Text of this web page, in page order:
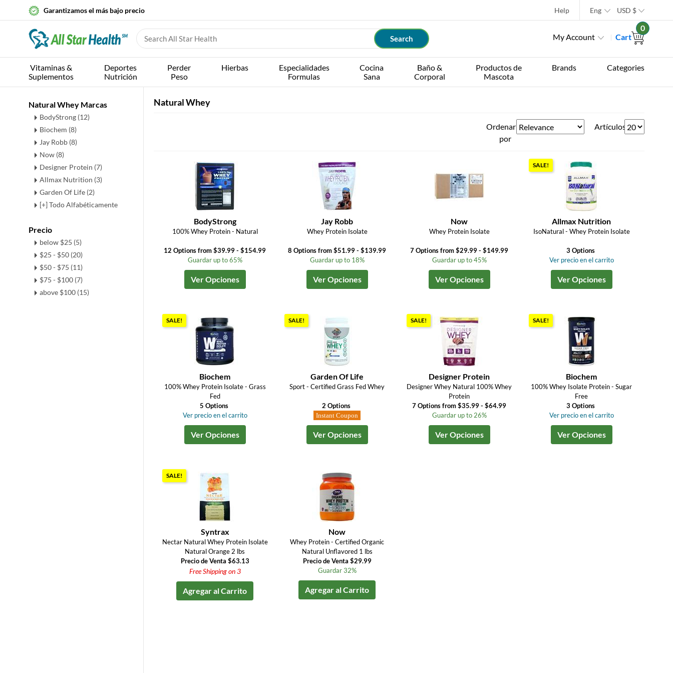
Garantizamos el más bajo precio Help Eng USD $
My Account Cart
0
Vitaminas &
Suplementos
Deportes
Nutrición
Perder
Peso
Hierbas
Especialidades
Formulas
Cocina
Sana
Baño &
Corporal
Productos de
Mascota
Brands Categories
Natural Whey Marcas
BodyStrong (12)
Biochem (8)
Jay Robb (8)
Now (8)
Designer Protein (7)
Allmax Nutrition (3)
Garden Of Life (2)
[+] Todo Alfabéticamente
Precio
below $25 (5)
$25 - $50 (20)
$50 - $75 (11)
$75 - $100 (7)
above $100 (15)
Natural Whey
Ordenar
por
Artículos
BodyStrong
100% Whey Protein - Natural
12 Options from $39.99 - $154.99
Guardar up to 65%
Ver Opciones
Jay Robb
Whey Protein Isolate
8 Options from $51.99 - $139.99
Guardar up to 18%
Ver Opciones
Now
Whey Protein Isolate
7 Options from $29.99 - $149.99
Guardar up to 45%
Ver Opciones
SALE!
Allmax Nutrition
IsoNatural - Whey Protein Isolate
3 Options
Ver precio en el carrito
Ver Opciones
SALE!
Biochem
100% Whey Protein Isolate - Grass
Fed
5 Options
Ver precio en el carrito
Ver Opciones
SALE!
Garden Of Life
Sport - Certified Grass Fed Whey
2 Options
Instant Coupon
Ver Opciones
SALE!
Designer Protein
Designer Whey Natural 100% Whey
Protein
7 Options from $35.99 - $64.99
Guardar up to 26%
Ver Opciones
SALE!
Biochem
100% Whey Isolate Protein - Sugar
Free
3 Options
Ver precio en el carrito
Ver Opciones
SALE!
Syntrax
Nectar Natural Whey Protein Isolate
Natural Orange 2 lbs
Precio de Venta $63.13
Free Shipping on 3
Agregar al Carrito
Now
Whey Protein - Certified Organic
Natural Unflavored 1 lbs
Precio de Venta $29.99
Guardar 32%
Agregar al Carrito